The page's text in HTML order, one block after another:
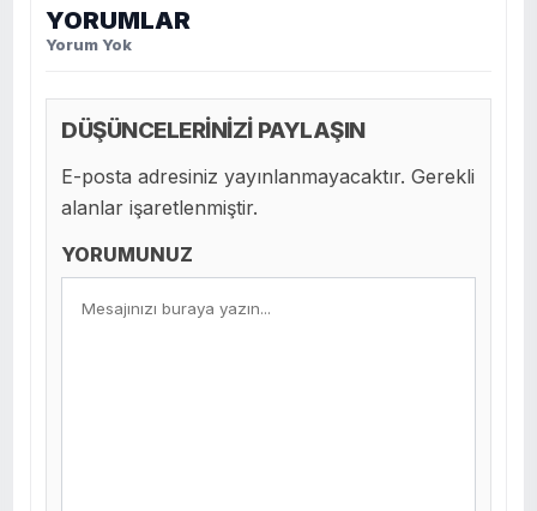
YORUMLAR
Yorum Yok
DÜŞÜNCELERİNİZİ PAYLAŞIN
E-posta adresiniz yayınlanmayacaktır. Gerekli
alanlar işaretlenmiştir.
YORUMUNUZ